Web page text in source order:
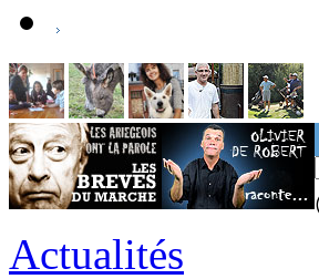
Actualités